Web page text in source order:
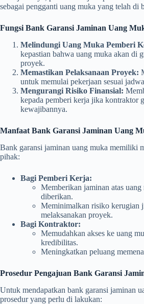
sebagai pengganti uang muka yang telah di
Fungsi Bank Garansi Jaminan Uang
Melindungi Uang Muka Pemberi
kepastian bahwa uang muka akan di
proyek.
Memastikan Pelaksanaan Proyek:
untuk memulai pekerjaan sesuai
Mengurangi Risiko Finansial:
kepada pemberi kerja jika kontraktor
kewajibannya.
Manfaat Bank Garansi Jaminan Uang
Bank garansi jaminan uang muka memiliki
pihak:
Bagi Pemberi Kerja:
Memberikan jaminan atas uang
diberikan.
Meminimalkan risiko kerugian
melaksanakan proyek.
Bagi Kontraktor:
Memudahkan akses ke uang
kredibilitas.
Meningkatkan peluang
Prosedur Pengajuan Bank Garansi
Untuk mendapatkan bank garansi jaminan
prosedur yang perlu di lakukan: